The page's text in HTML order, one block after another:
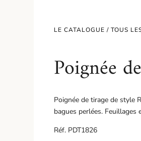
LE CATALOGUE /TOUS
Poignée
Poignée de tirage de style
bagues perlées.
Réf. PDT1826